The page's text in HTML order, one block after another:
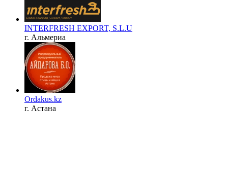
INTERFRESH EXPORT, S.L.U
г. Альмериа
Ordakus.kz
г. Астана